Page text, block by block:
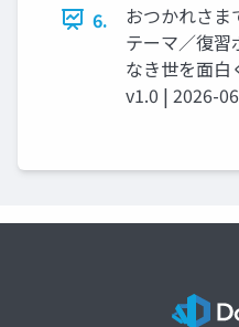
6.
おつかれさま
テーマ／復習
なき世を面白
v1.0 | 2026-